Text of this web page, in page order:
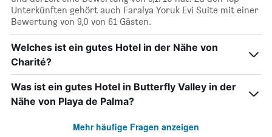
Unterkünften gehört auch Faralya Yoruk Evi Suite mit einer
Bewertung von 9,0 von 61 Gästen.
Welches ist ein gutes Hotel in der Nähe von
Charité?
Was ist ein gutes Hotel in Butterfly Valley in der
Nähe von Playa de Palma?
Mehr häufige Fragen anzeigen